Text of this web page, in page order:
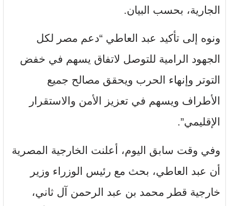
الجارية، بحسب البيان.
ونوه إلى تأكيد عبد العاطي “دعم مصر لكل
الجهود الرامية للتوصل لاتفاق يسهم في خفض
التوتر وإنهاء الحرب ويحقق مصالح جميع
الأطراف ويسهم في تعزيز الأمن والاستقرار
الإقليمي”.
وفي وقت سابق اليوم، أعلنت الخارجية المصرية
أن عبد العاطي، بحث مع رئيس الوزراء وزير
خارجية قطر محمد بن عبد الرحمن آل ثاني،